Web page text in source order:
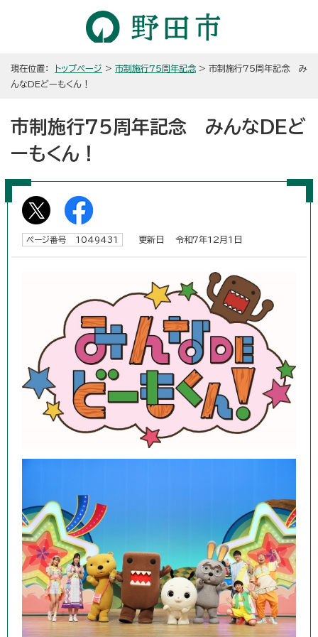
現在位置： トップページ > 市制施行75周年記念 > 市制施行75周年記念 み
んなDEどーもくん！
市制施行75周年記念 みんなDEど
ーもくん！
ページ番号 1049431 更新日 令和7年12月1日